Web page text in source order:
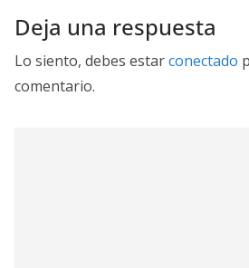
Deja una respuesta
Lo siento, debes estarconectado
comentario.